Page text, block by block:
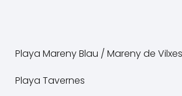
Playa Mareny Blau / Mareny de Vilxes
Playa Tavernes